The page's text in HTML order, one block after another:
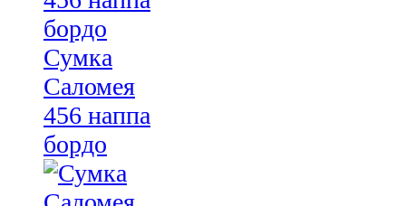
Сумка
Саломея
456 наппа
бордо